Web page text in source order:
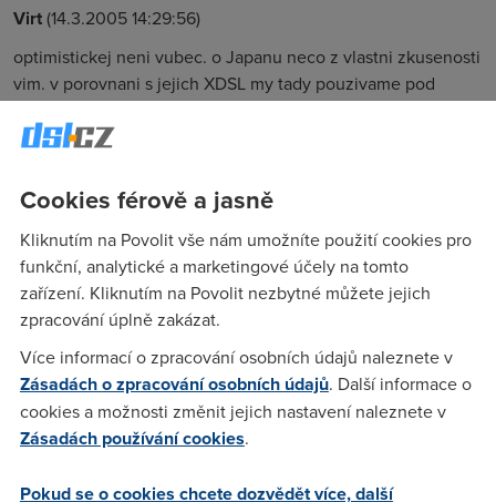
Virt(14.3.2005 14:29:56)
optimistickej neni vubec. o Japanu neco z vlastni zkusenosti
vim. v porovnani s jejich XDSL my tady pouzivame pod
limit u FUP, tak se na me divali jako na ufo... Tady si Mlynar
unas "pilotni projekt" optimum. Jinak ale ten clanek o Wimax
je dost nic moc. A ta charekteristika Wifi je dost k smichu.
Xman(15.3.2005 00:53:14)
S tim Wi-Fi souhlasim. Autorovi chybi znalosti. Pokud je ma i
v oblasti WiMax, pak .... proc to ctem :)
spread(16.3.2005 19:55:12)
chytáš wi-fi na tu vzdálenost 4km? Protože právě tohle by
Cookies férově a jasně
Kliknutím na Povolit vše nám umožníte použití cookies pro
funkční, analytické a marketingové účely na tomto
zařízení. Kliknutím na Povolit nezbytné můžete jejich
zpracování úplně zakázat.
Více informací o zpracování osobních údajů naleznete v
Zásadách o zpracování osobních údajů. Další informace o
cookies a možnosti změnit jejich nastavení naleznete v
Zásadách používání cookies.
Pokud se o cookies chcete dozvědět více, další